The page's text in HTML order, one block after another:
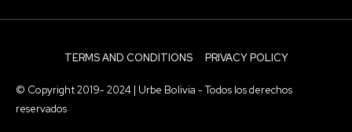
TERMS AND CONDITIONS PRIVACY POLICY
© Copyright 2019- 2024 | Urbe Bolivia - Todos los derechos
reservados